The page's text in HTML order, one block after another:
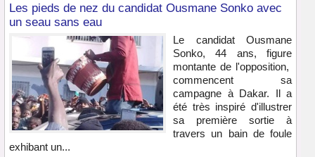
Les pieds de nez du candidat Ousmane Sonko avec
un seau sans eau
Le candidat Ousmane
Sonko, 44 ans, figure
montante de l'opposition,
commencent sa
campagne à Dakar. Il a
été très inspiré d'illustrer
sa première sortie à
travers un bain de foule
exhibant un...